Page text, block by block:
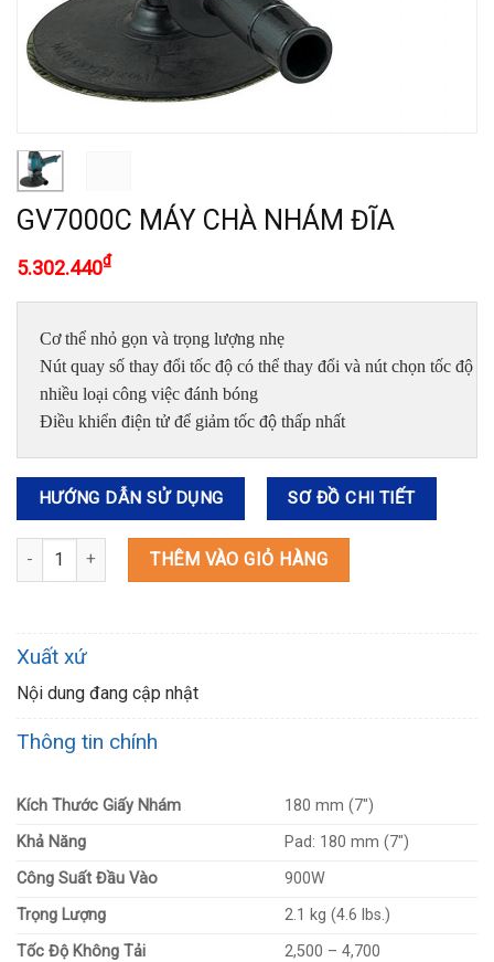
GV7000C MÁY CHÀ NHÁM ĐĨA
5.302.440₫
Cơ thể nhỏ gọn và trọng lượng nhẹ
Nút quay số thay đổi tốc độ có thể thay đổi và nút chọn tốc độ
nhiều loại công việc đánh bóng
Điều khiển điện tử để giảm tốc độ thấp nhất
HƯỚNG DẪN SỬ DỤNG SƠ ĐỒ CHI TIẾT
GV7000C MÁY CHÀ NHÁM ĐĨA số lượng
THÊM VÀO GIỎ HÀNG
Xuất xứ
Nội dung đang cập nhật
Thông tin chính
Kích Thước Giấy Nhám
180 mm (7″)
Khả Năng
Pad: 180 mm (7″)
Công Suất Đầu Vào
900W
Trọng Lượng
2.1 kg (4.6 lbs.)
Tốc Độ Không Tải
2,500 – 4,700